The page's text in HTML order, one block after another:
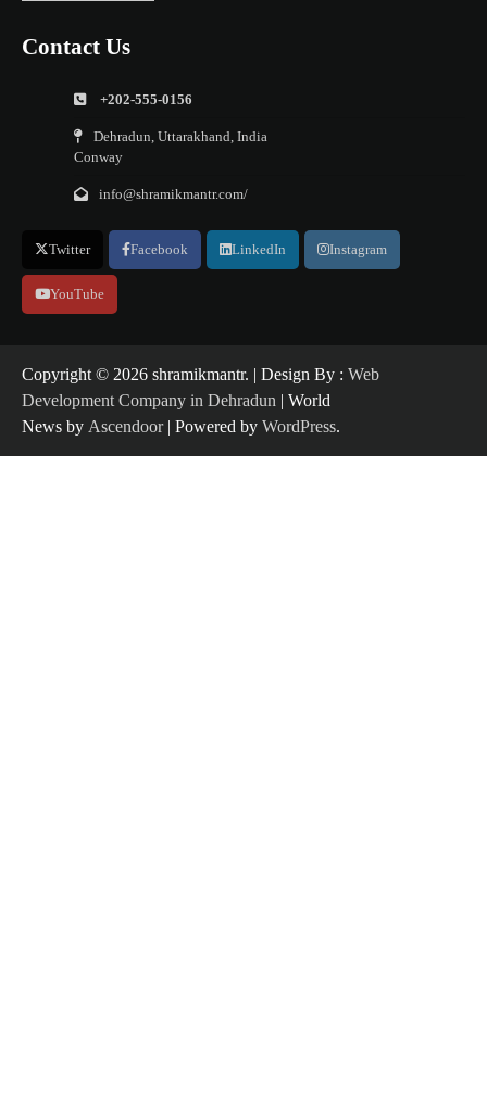
Contact Us
+202-555-0156
Dehradun, Uttarakhand, India
Conway
info@shramikmantr.com/
Twitter Facebook LinkedIn Instagram
YouTube
Copyright ©️ 2026 shramikmantr. | Design By : Web
Development Company in Dehradun | World
News by Ascendoor| Powered by WordPress.